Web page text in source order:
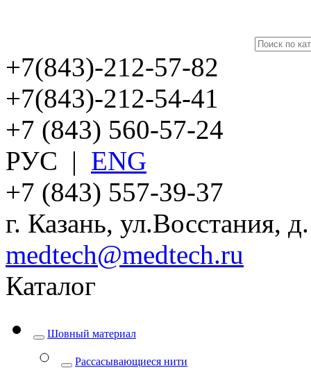
+7(843)-212-57-82
+7(843)-212-54-41
+7 (843) 560-57-24
РУС | ENG
+7 (843) 557-39-37
г. Казань, ул.Восстания,
medtech@medtech.ru
Каталог
Шовный материал
Рассасывающиеся нити